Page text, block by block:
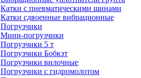
Катки с пневматическими шинами
Катки сдвоенные вибрационные
Погрузчики
Мини-погрузчики
Погрузчики 5 т
Погрузчики Бобкэт
Погрузчики вилочные
Погрузчики с гидромолотом